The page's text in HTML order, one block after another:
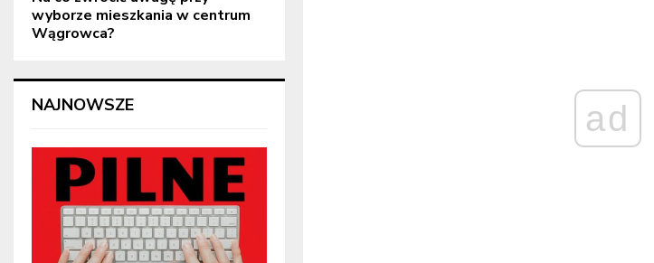
ad
wyborze mieszkania w centrum
Wągrowca?
NAJNOWSZE